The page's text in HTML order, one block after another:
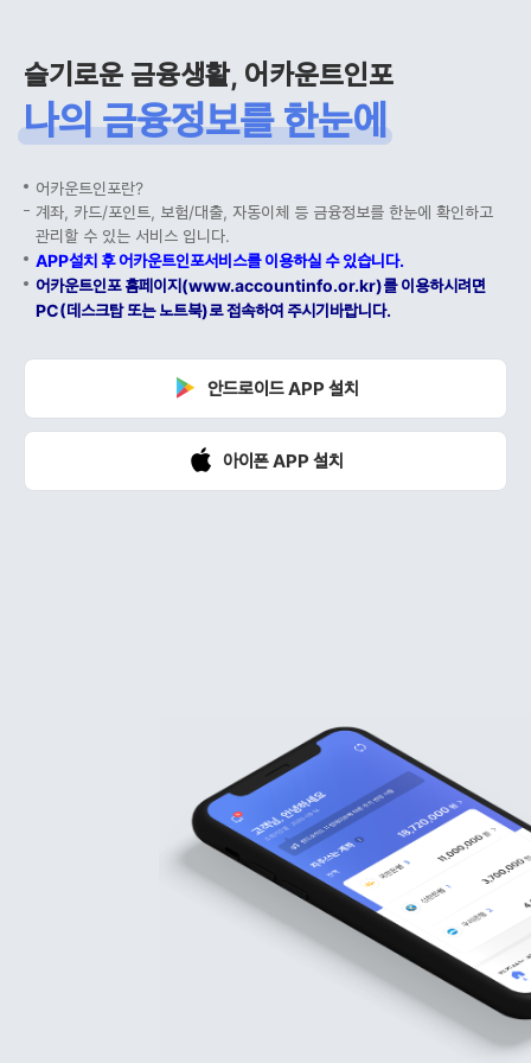
슬기로운 금융생활, 어카운트인포
나의 금융정보를 한눈에
어카운트인포란?
계좌, 카드/포인트, 보험/대출, 자동이체 등 금융정보를 한눈에 확인하고
관리할 수 있는 서비스 입니다.
APP설치 후 어카운트인포서비스를 이용하실 수 있습니다.
어카운트인포 홈페이지(www.accountinfo.or.kr)를 이용하시려면
PC(데스크탑 또는 노트북)로 접속하여 주시기바랍니다.
안드로이드 APP 설치
아이폰 APP 설치